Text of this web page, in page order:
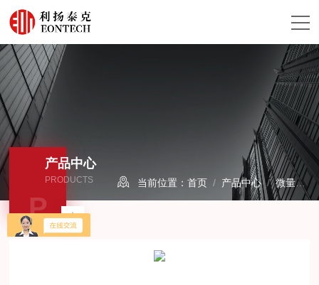
产品中心
PRODUCTS
P
当前位置：首页 / 产品中心/微量水分析仪/露点仪